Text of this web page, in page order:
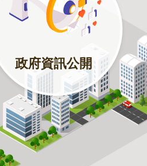
政府資訊公開